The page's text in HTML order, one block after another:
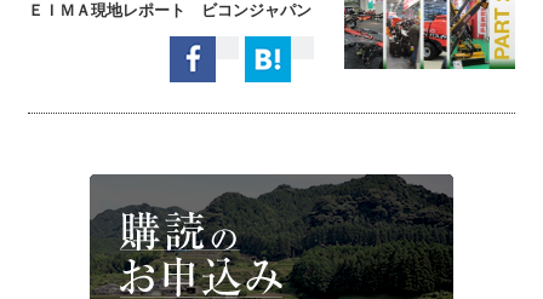
ＥＩＭＡ現地レポート ビコンジャパン